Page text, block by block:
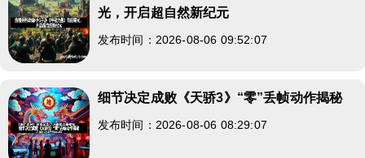
光，开启超自然新纪元
发布时间：2026-08-06 09:52:07
细节决定成败《天骄3》“零”丢帧动作揭秘
发布时间：2026-08-06 08:29:07